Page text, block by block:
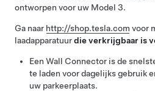
ontworpen voor uw Model 3.
Ga naar http://shop.tesla.com voor
laadapparatuurdie verkrijgbaar is
Een Wall Connector is de
te laden voor dagelijks gebruik
uw parkeerplaats.